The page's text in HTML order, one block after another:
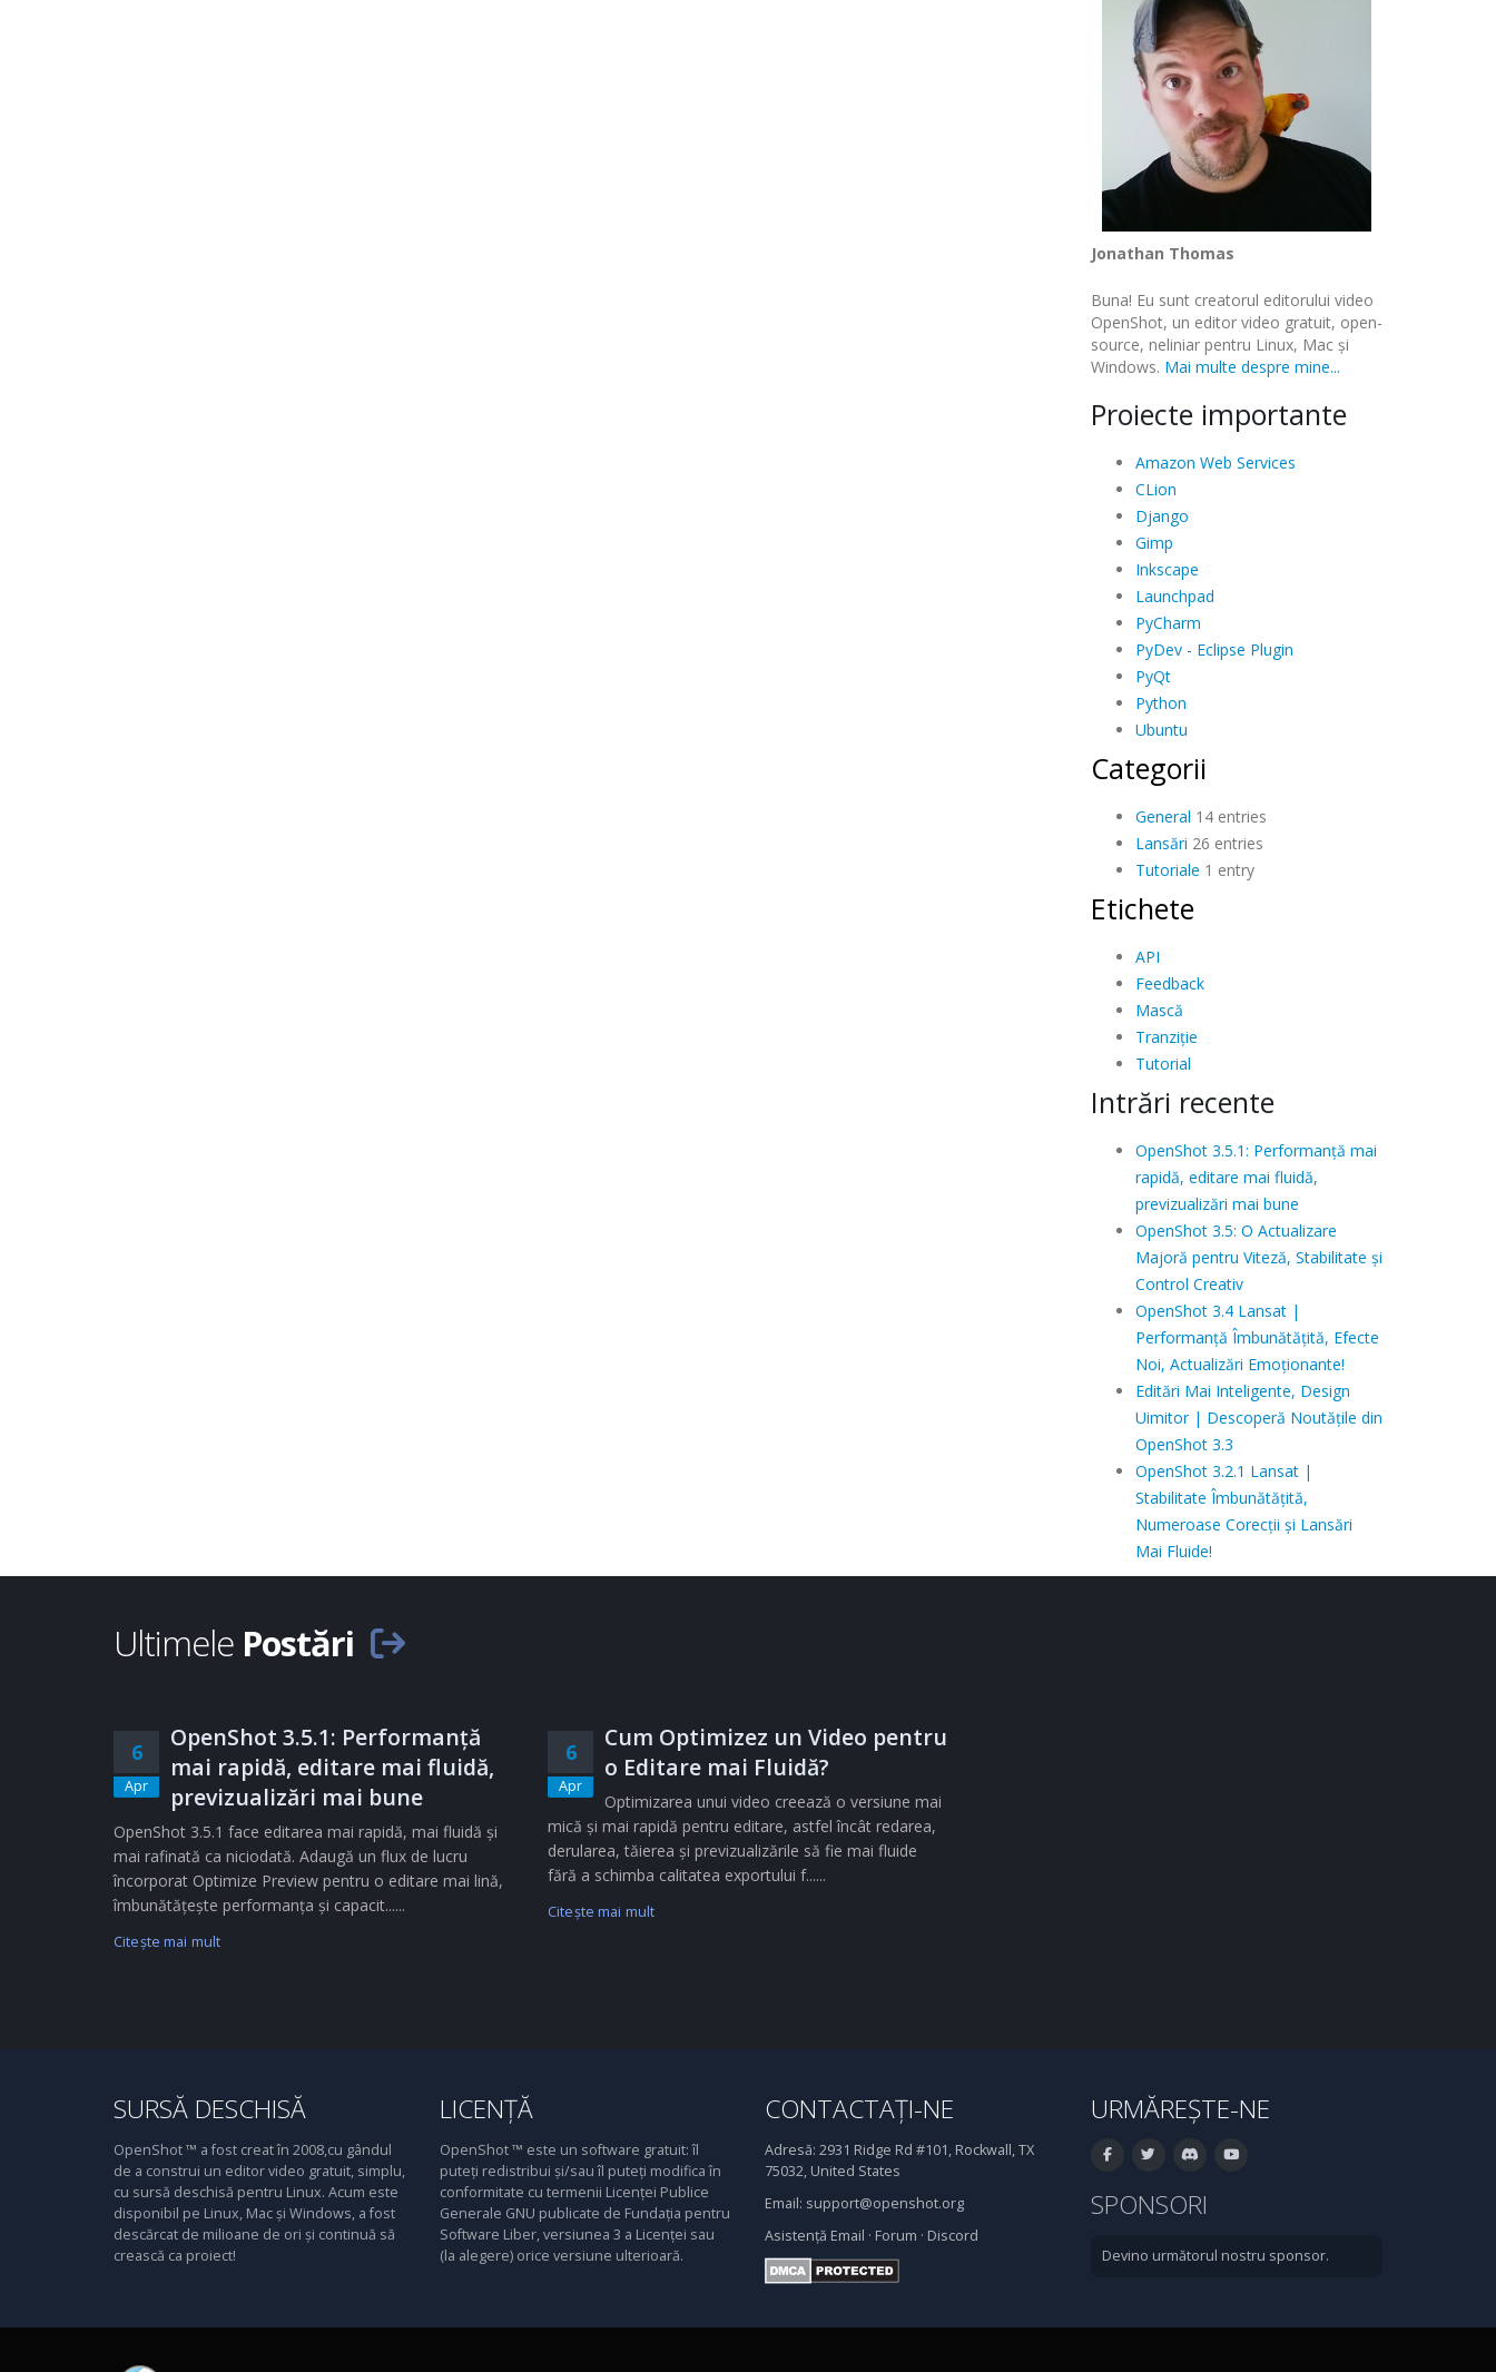
Jonathan Thomas
Buna! Eu sunt creatorul editorului video
OpenShot, un editor video gratuit, open-
source, neliniar pentru Linux, Mac și
Windows. Mai multe despre mine...
Proiecte importante
Amazon Web Services
CLion
Django
Gimp
Inkscape
Launchpad
PyCharm
PyDev - Eclipse Plugin
PyQt
Python
Ubuntu
Categorii
General 14 entries
Lansări 26 entries
Tutoriale 1 entry
Etichete
API
Feedback
Mască
Tranziție
Tutorial
Intrări recente
OpenShot 3.5.1: Performanță mai
rapidă, editare mai fluidă,
previzualizări mai bune
OpenShot 3.5: O Actualizare
Majoră pentru Viteză, Stabilitate și
Control Creativ
OpenShot 3.4 Lansat |
Performanță Îmbunătățită, Efecte
Noi, Actualizări Emoționante!
Editări Mai Inteligente, Design
Uimitor | Descoperă Noutățile din
OpenShot 3.3
OpenShot 3.2.1 Lansat |
Stabilitate Îmbunătățită,
Numeroase Corecții și Lansări
Mai Fluide!
Ultimele Postări
6
Apr
OpenShot 3.5.1: Performanță
mai rapidă, editare mai fluidă,
previzualizări mai bune
OpenShot 3.5.1 face editarea mai rapidă, mai fluidă și
mai rafinată ca niciodată. Adaugă un flux de lucru
încorporat Optimize Preview pentru o editare mai lină,
îmbunătățește performanța și capacit......
Citeşte mai mult
6
Apr
Cum Optimizez un Video pentru
o Editare mai Fluidă?
Optimizarea unui video creează o versiune mai
mică și mai rapidă pentru editare, astfel încât redarea,
derularea, tăierea și previzualizările să fie mai fluide
fără a schimba calitatea exportului f......
Citeşte mai mult
SURSĂ DESCHISĂ
OpenShot ™ a fost creat în 2008,cu gândul
de a construi un editor video gratuit, simplu,
cu sursă deschisă pentru Linux. Acum este
disponibil pe Linux, Mac și Windows, a fost
descărcat de milioane de ori și continuă să
crească ca proiect!
LICENȚĂ
OpenShot ™ este un software gratuit: îl
puteți redistribui și/sau îl puteți modifica în
conformitate cu termenii Licenței Publice
Generale GNU publicate de Fundația pentru
Software Liber, versiunea 3 a Licenței sau
(la alegere) orice versiune ulterioară.
CONTACTAȚI-NE
Adresă: 2931 Ridge Rd #101, Rockwall, TX
75032, United States
Email: support@openshot.org
Asistență Email · Forum · Discord
URMĂREȘTE-NE
SPONSORI
Devino următorul nostru sponsor.